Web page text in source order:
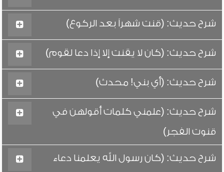
شرح حديث: (قنت شهراً بعد الركوع)
شرح حديث: (كان لا يقنت إلا إذا دعا لقوم)
شرح حديث: (أي بني! محدث)
شرح حديث: (علمني كلمات أقولهن في
قنوت الفجر)
شرح حديث: (كان رسول الله يعلمنا دعاء